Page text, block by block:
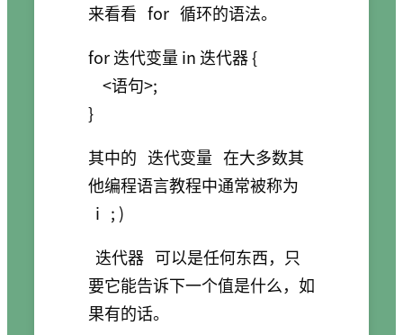
来看看 for 循环的语法。
for 迭代变量 in 迭代器 {
其中的 迭代变量 在大多数其
他编程语言教程中通常被称为
i ; )
迭代器 可以是任何东西，只
要它能告诉下一个值是什么，如
果有的话。